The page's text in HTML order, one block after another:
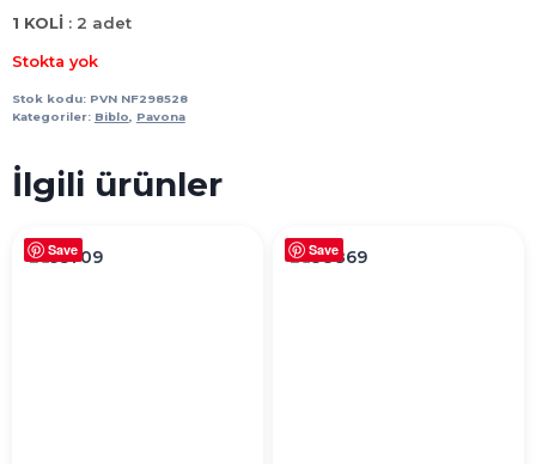
1 KOLİ : 2 adet
Stokta yok
Stok kodu: PVN NF298528
Kategoriler: Biblo, Pavona
İlgili ürünler
Save Save